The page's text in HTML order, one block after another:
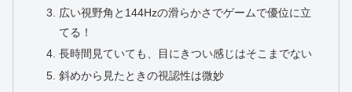
広い視野角と144Hzの滑らかさでゲームで優位に立
てる！
長時間見ていても、目にきつい感じはそこまでない
斜めから見たときの視認性は微妙